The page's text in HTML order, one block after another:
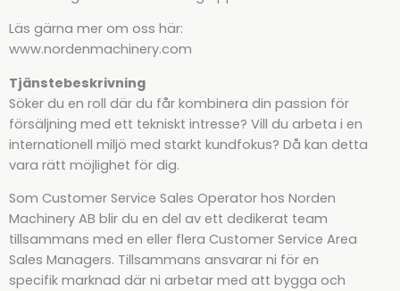
Läs gärna mer om oss här:
www.nordenmachinery.com
Tjänstebeskrivning
Söker du en roll där du får kombinera din passion för
försäljning med ett tekniskt intresse? Vill du arbeta i en
internationell miljö med starkt kundfokus? Då kan detta
vara rätt möjlighet för dig.
Som Customer Service Sales Operator hos Norden
Machinery AB blir du en del av ett dedikerat team
tillsammans med en eller flera Customer Service Area
Sales Managers. Tillsammans ansvarar ni för en
specifik marknad där ni arbetar med att bygga och